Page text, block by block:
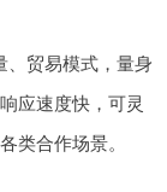
、贸易模式，量身
应速度快，可灵
类合作场景。